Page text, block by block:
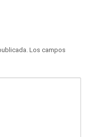
Los campos